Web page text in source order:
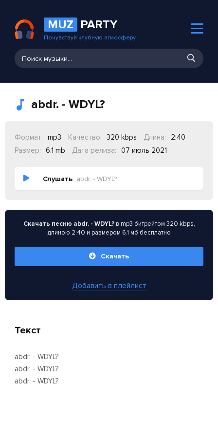
MUZ PARTY
Почувствуй клубную атмосферу
abdr. - WDYL?
Формат: mp3 Качество: 320 kbps Длина:
2:40
Размер:
6.1 mb Дата релиза: 07 июль 2021
Слушать abdr. - WDYL?
Скачать песню abdr. - WDYL?в mp3 битрейтом 320 kbps,
длиною 2:40 и размером 6.1 мб бесплатно
Скачать
Добавить в плейлист
Текст
abdr. - WDYL?
abdr. - WDYL?
abdr. - WDYL?